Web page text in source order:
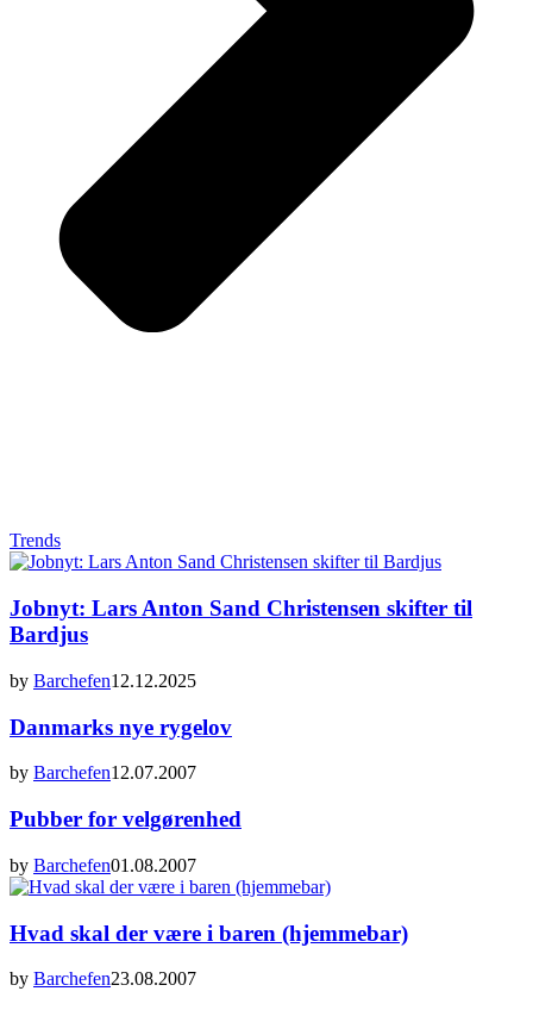
Trends
Jobnyt: Lars Anton Sand Christensen skifter til
Bardjus
by Barchefen12.12.2025
Danmarks nye rygelov
by Barchefen12.07.2007
Pubber for velgørenhed
by Barchefen01.08.2007
Hvad skal der være i baren (hjemmebar)
by Barchefen23.08.2007